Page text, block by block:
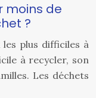
moins de
?
les plus difficiles à
à recycler, son
Les déchets